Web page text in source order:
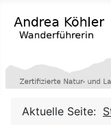
Aktuelle Seite: